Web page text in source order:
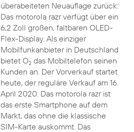
überabeiteten Neuauflage zurück:
Das motorola razr verfügt über ein
6,2 Zoll großen, faltbaren OLED-
Flex-Display. Als einziger
Mobilfunkanbieter in Deutschland
bietet O2das Mobiltelefon seinen
Kunden an. Der Vorverkauf startet
heute, der reguläre Verkauf am 16.
April 2020. Das motorola razr ist
das erste Smartphone auf dem
Markt, das ohne die klassische
SIM-Karte auskommt. Das